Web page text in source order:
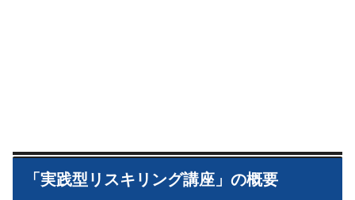
「実践型リスキリング講座」の概要